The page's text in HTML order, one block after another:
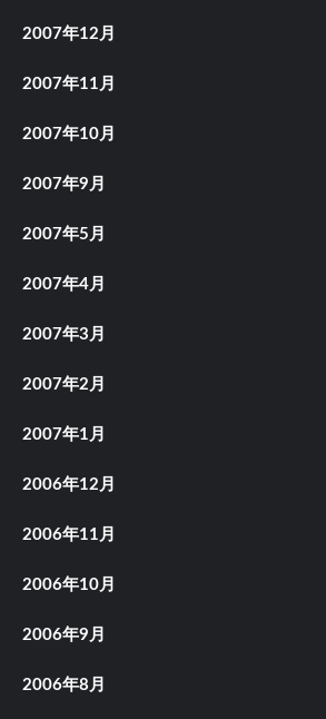
2007年12月
2007年11月
2007年10月
2007年9月
2007年5月
2007年4月
2007年3月
2007年2月
2007年1月
2006年12月
2006年11月
2006年10月
2006年9月
2006年8月